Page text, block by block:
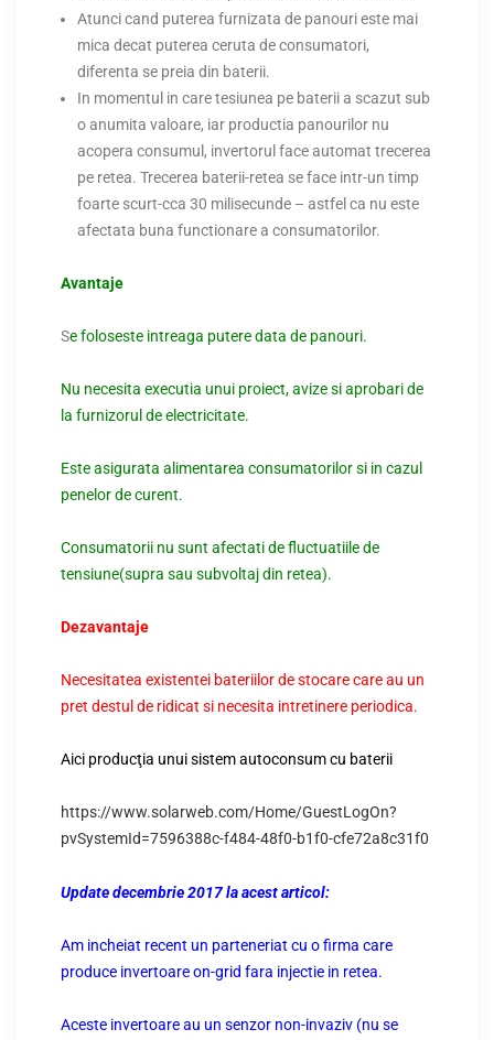
Atunci cand puterea furnizata de panouri este mai
mica decat puterea ceruta de consumatori,
diferenta se preia din baterii.
In momentul in care tesiunea pe baterii a scazut sub
o anumita valoare, iar productia panourilor nu
acopera consumul, invertorul face automat trecerea
pe retea. Trecerea baterii-retea se face intr-un timp
foarte scurt-cca 30 milisecunde – astfel ca nu este
afectata buna functionare a consumatorilor.
Avantaje
Se foloseste intreaga putere data de panouri.
Nu necesita executia unui proiect, avize si aprobari de
la furnizorul de electricitate.
Este asigurata alimentarea consumatorilor si in cazul
penelor de curent.
Consumatorii nu sunt afectati de fluctuatiile de
tensiune(supra sau subvoltaj din retea).
Dezavantaje
Necesitatea existentei bateriilor de stocare care au un
pret destul de ridicat si necesita intretinere periodica.
Aici producţia unui sistem autoconsum cu baterii
https://www.solarweb.com/Home/GuestLogOn?
pvSystemId=7596388c-f484-48f0-b1f0-cfe72a8c31f0
Update decembrie 2017 la acest articol:
Am incheiat recent un parteneriat cu o firma care
produce invertoare on-grid fara injectie in retea.
Aceste invertoare au un senzor non-invaziv (nu se